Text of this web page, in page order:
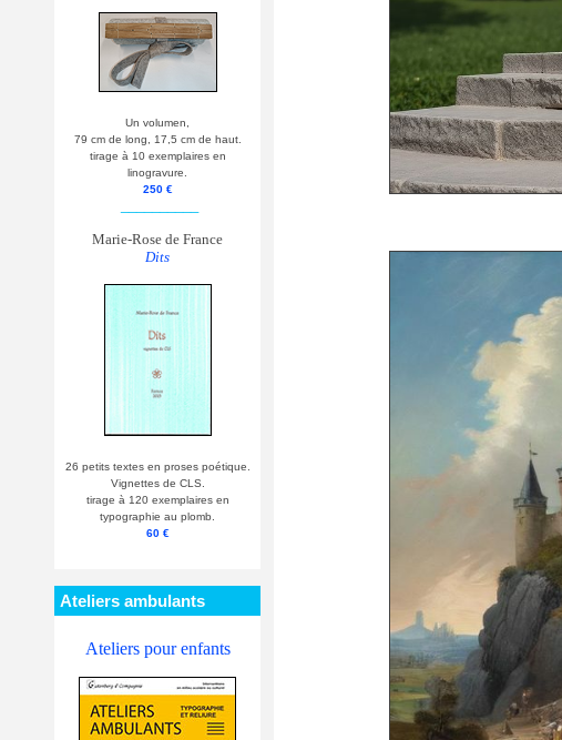
Un volumen,
79 cm de long, 17,5 cm de haut.
tirage à 10 exemplaires en
linogravure.
250 €
Marie-Rose de France
Dits
26 petits textes en proses poétique.
Vignettes de CLS.
tirage à 120 exemplaires en
typographie au plomb.
60 €
Ateliers ambulants
Ateliers pour enfants